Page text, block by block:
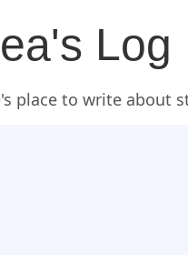
Log
place to write about